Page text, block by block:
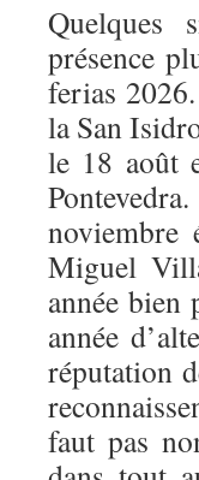
Quelques
présence
ferias
la San
le 18 août
noviembre
Miguel
année bien
année
réputation
faut pas